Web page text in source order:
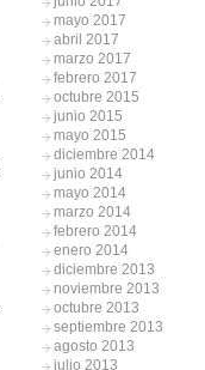
mayo 2017
abril 2017
marzo 2017
febrero 2017
octubre 2015
junio 2015
mayo 2015
diciembre 2014
junio 2014
mayo 2014
marzo 2014
febrero 2014
enero 2014
diciembre 2013
noviembre 2013
octubre 2013
septiembre 2013
agosto 2013
julio 2013